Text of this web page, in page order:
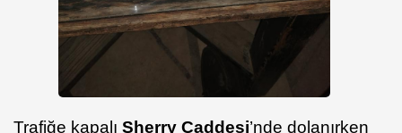
Trafiğe kapalı Sherry Caddesi’nde dolanırken